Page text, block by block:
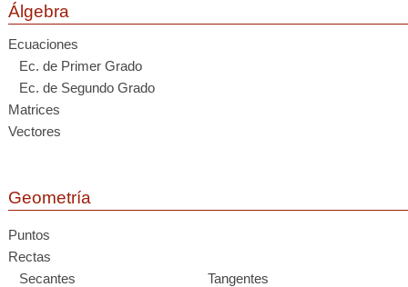
Álgebra
Ecuaciones
Ec. de Primer Grado
Ec. de Segundo Grado
Matrices
Vectores
Geometría
Puntos
Rectas
Secantes
Tangentes